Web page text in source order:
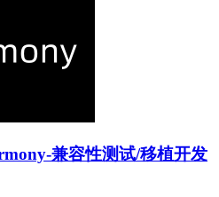
兼容性测试/移植开发